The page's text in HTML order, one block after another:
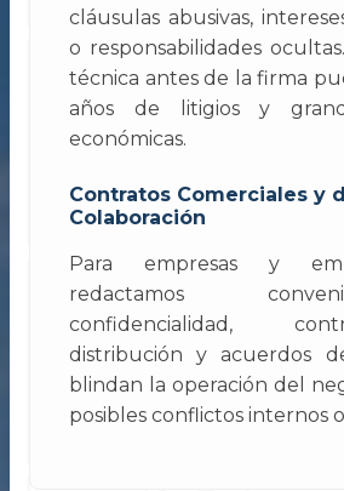
cláusulas abusivas,
o responsabilidades
técnica antes de la firma
años de litigios y
económicas.
Contratos Comerciales y
Colaboración
Para empresas y
redactamos
confidencialidad,
distribución y acuerdos
blindan la operación del
posibles conflictos internos